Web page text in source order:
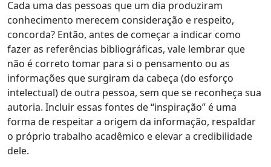
Cada uma das pessoas que um dia produziram
conhecimento merecem consideração e respeito,
concorda? Então, antes de começar a indicar como
fazer as referências bibliográficas, vale lembrar que
não é correto tomar para si o pensamento ou as
informações que surgiram da cabeça (do esforço
intelectual) de outra pessoa, sem que se reconheça sua
autoria. Incluir essas fontes de “inspiração” é uma
forma de respeitar a origem da informação, respaldar
o próprio trabalho acadêmico e elevar a credibilidade
dele.